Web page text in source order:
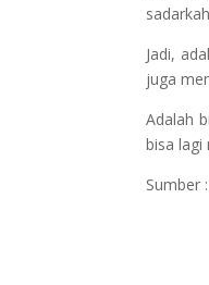
Jadi,
juga
Adalah
bisa lagi
Sumber